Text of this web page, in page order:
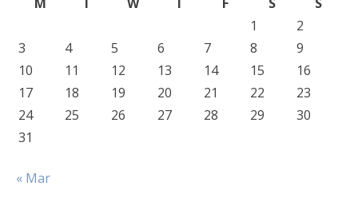
1
2
3
4 5 6 7 8
9
10
11 12 13 14 15
16
17
18 19 20 21 22
23
24
25 26 27 28 29
30
31
« Mar